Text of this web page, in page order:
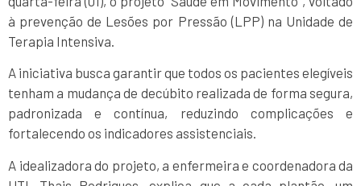
à prevenção de Lesões por Pressão (LPP) na Unidade de
Terapia Intensiva.
A iniciativa busca garantir que todos os pacientes elegíveis
tenham a mudança de decúbito realizada de forma segura,
padronizada e contínua, reduzindo complicações e
fortalecendo os indicadores assistenciais.
A idealizadora do projeto, a enfermeira e coordenadora da